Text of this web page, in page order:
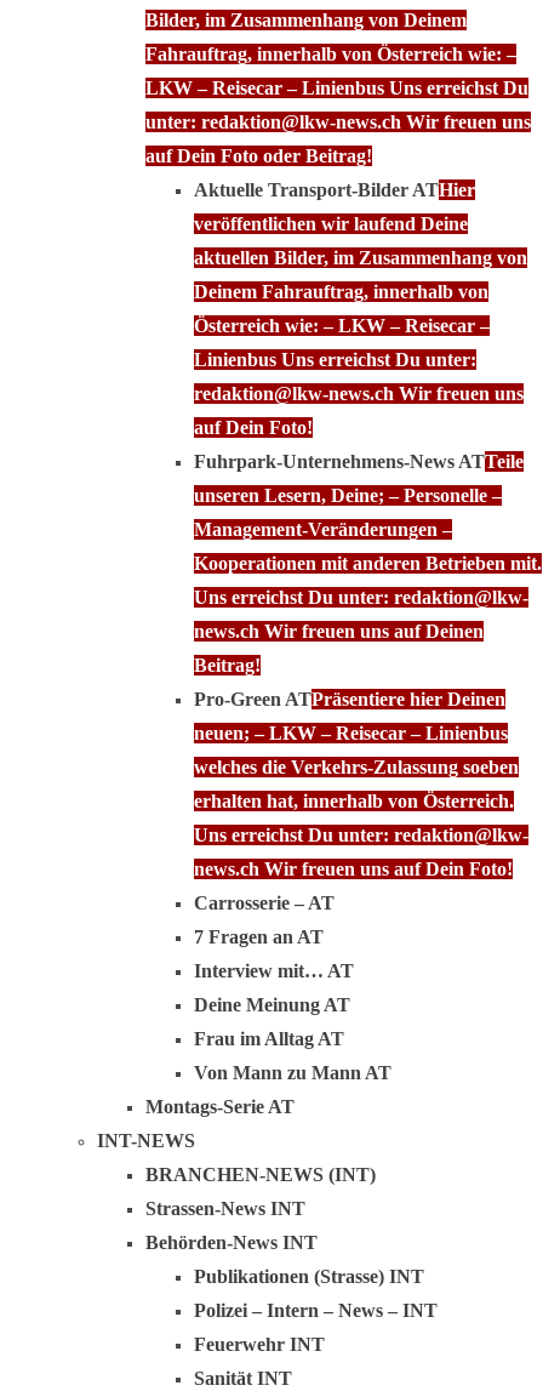
Bilder, im Zusammenhang von Deinem
Fahrauftrag, innerhalb von Österreich wie: –
LKW – Reisecar – Linienbus Uns erreichst Du
unter: redaktion@lkw-news.ch Wir freuen uns
auf Dein Foto oder Beitrag!
Aktuelle Transport-Bilder ATHier
veröffentlichen wir laufend Deine
aktuellen Bilder, im Zusammenhang von
Deinem Fahrauftrag, innerhalb von
Österreich wie: – LKW – Reisecar –
Linienbus Uns erreichst Du unter:
redaktion@lkw-news.ch Wir freuen uns
auf Dein Foto!
Fuhrpark-Unternehmens-News ATTeile
unseren Lesern, Deine; – Personelle –
Management-Veränderungen –
Kooperationen mit anderen Betrieben mit.
Uns erreichst Du unter: redaktion@lkw-
news.ch Wir freuen uns auf Deinen
Beitrag!
Pro-Green ATPräsentiere hier Deinen
neuen; – LKW – Reisecar – Linienbus
welches die Verkehrs-Zulassung soeben
erhalten hat, innerhalb von Österreich.
Uns erreichst Du unter: redaktion@lkw-
news.ch Wir freuen uns auf Dein Foto!
Carrosserie – AT
7 Fragen an AT
Interview mit… AT
Deine Meinung AT
Frau im Alltag AT
Von Mann zu Mann AT
Montags-Serie AT
INT-NEWS
BRANCHEN-NEWS (INT)
Strassen-News INT
Behörden-News INT
Publikationen (Strasse) INT
Polizei – Intern – News – INT
Feuerwehr INT
Sanität INT